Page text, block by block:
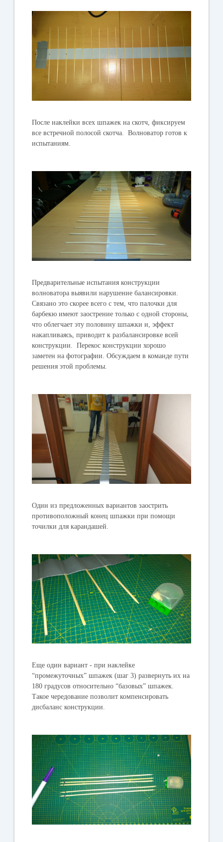
После наклейки всех шпажек на скотч, фиксируем
все встречной полосой скотча. Волноватор готов к
испытаниям.
Предварительные испытания конструкции
волноватора выявили нарушение балансировки.
Связано это скорее всего с тем, что палочки для
барбекю имеют заострение только с одной стороны,
что облегчает эту половину шпажки и, эффект
накапливаясь, приводит к разбалансировке всей
конструкции. Перекос конструкции хорошо
заметен на фотографии. Обсуждаем в команде пути
решения этой проблемы.
Один из предложенных вариантов заострить
противоположный конец шпажки при помощи
точилки для карандашей.
Еще один вариант - при наклейке
“промежуточных” шпажек (шаг 3) развернуть их на
180 градусов относительно “базовых” шпажек.
Такое чередование позволит компенсировать
дисбаланс конструкции.